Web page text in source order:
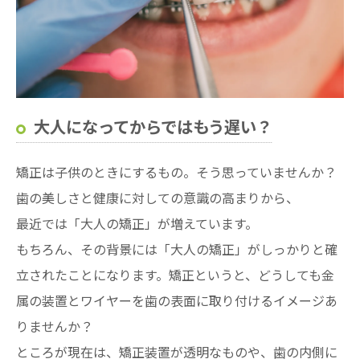
大人になってからではもう遅い？
矯正は子供のときにするもの。そう思っていませんか？
歯の美しさと健康に対しての意識の高まりから、
最近では「大人の矯正」が増えています。
もちろん、その背景には「大人の矯正」がしっかりと確
立されたことになります。矯正というと、どうしても金
属の装置とワイヤーを歯の表面に取り付けるイメージあ
りませんか？
ところが現在は、矯正装置が透明なものや、歯の内側に